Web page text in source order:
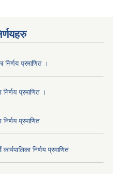
प्रमाणित ।
प्रमाणित ।
प्रमाणित
निर्णय प्रमाणित